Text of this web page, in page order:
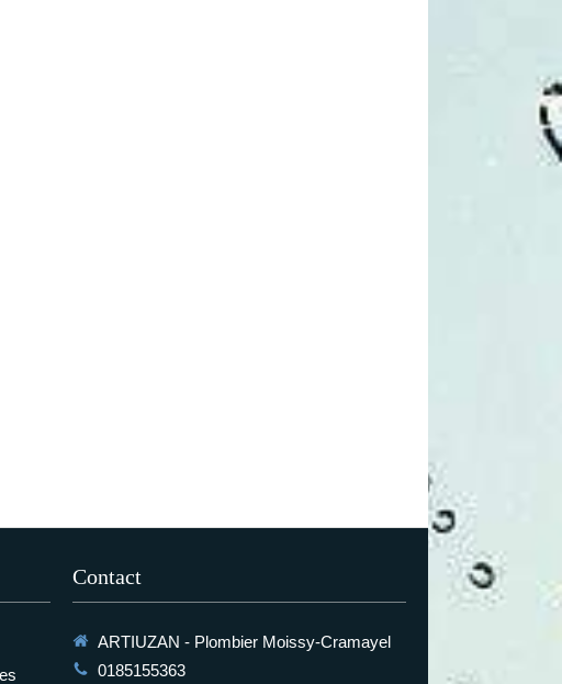
Contact
ARTIUZAN - Plombier Moissy-Cramayel
0185155363